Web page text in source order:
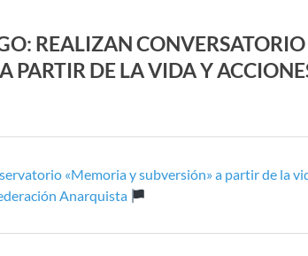
REALIZAN CONVERSATORIO
PARTIR DE LA VIDA Y
«Memoria y subversión» a partir de la
Anarquista